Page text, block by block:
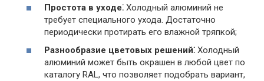
Простота в уходе⁚ Холодный алюминий не
требует специального ухода. Достаточно
периодически протирать его влажной тряпкой;
Разнообразие цветовых решений⁚ Холодный
алюминий может быть окрашен в любой цвет по
каталогу RAL, что позволяет подобрать вариант,